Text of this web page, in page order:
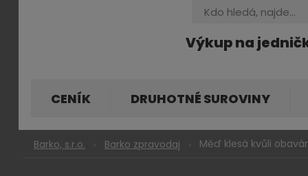
Výkup na
Vyhledávání
CENÍK DRUHOTNÉ SUROVINY
Barko, s.r.o. Barko zpravodaj Měď klesá kvůli